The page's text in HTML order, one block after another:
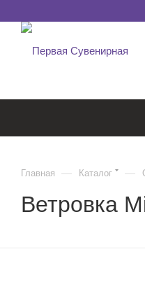
Главная — Каталог —
Ветровка